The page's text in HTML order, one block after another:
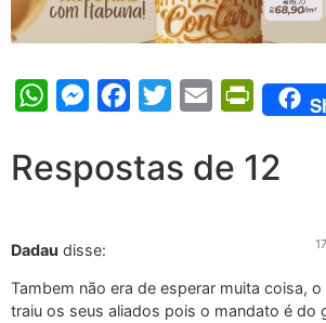
WhatsAppMessengerFacebook
Twitter Email
Respostas de 12
Dadau disse:
Tambem não era de esperar muita coisa,
traiu os seus aliados pois o mandato é do